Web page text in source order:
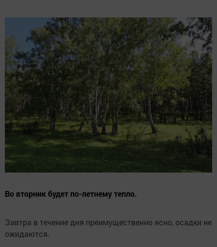
Во вторник будет по-летнему тепло.
Завтра в течение дня преимущественно ясно, осадки не
ожидаются.